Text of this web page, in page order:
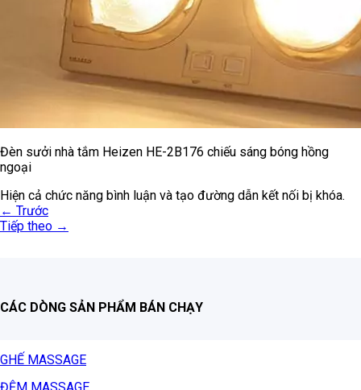
Đèn sưởi nhà tắm Heizen HE-2B176 chiếu sáng bóng hồng
ngoại
Hiện cả chức năng bình luận và tạo đường dẫn kết nối bị khóa.
← Trước
Tiếp theo →
CÁC DÒNG SẢN PHẨM BÁN CHẠY
GHẾ MASSAGE